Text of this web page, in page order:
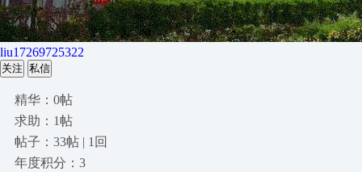
liu17269725322
关注 私信
精华：0帖
求助：1帖
帖子：33帖 | 1回
年度积分：3